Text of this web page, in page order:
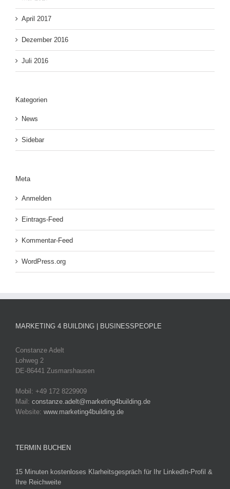
April 2017
Dezember 2016
Juli 2016
Kategorien
News
Sidebar
Meta
Anmelden
Eintrags-Feed
Kommentar-Feed
WordPress.org
MARKETING 4 BUILDING | BUSINESSPEOPLE
Constanze Adelt
Lohweg 2
DE-86441 Zusmarshausen
Mobil: +49 172 8229909
Mail: constanze.adelt@marketing4building.de
Website: www.marketing4building.de
TERMIN BUCHEN
15 Minuten kostenloses Klarheitsgespräch für Ihr LinkedIn-Profil &
Ihre Reichweite